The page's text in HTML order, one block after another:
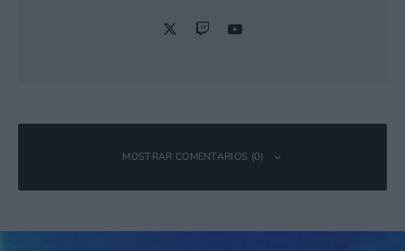
MOSTRAR COMENTARIOS (0)